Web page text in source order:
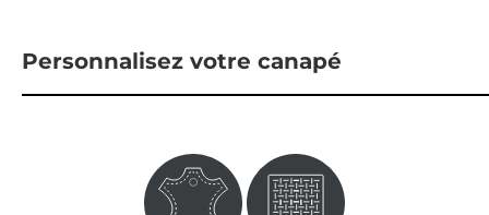
Personnalisez votre canapé